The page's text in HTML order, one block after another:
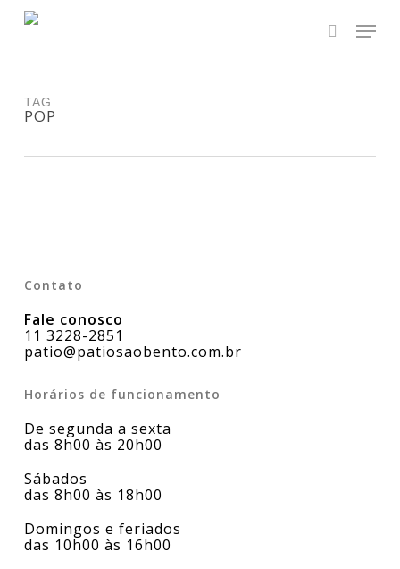
Skip
search
TAG
POP
Contato
Fale conosco
11 3228-2851
patio@patiosaobento.com.br
Horários de funcionamento
De segunda a sexta
das 8h00 às 20h00
Sábados
das 8h00 às 18h00
Domingos e feriados
das 10h00 às 16h00